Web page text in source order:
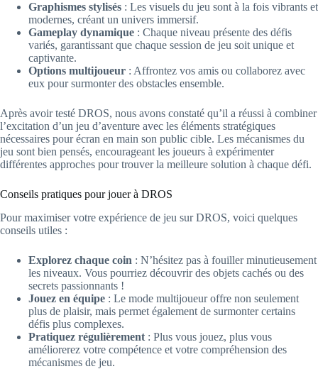
Graphismes stylisés : Les visuels du jeu sont à la fois vibrants et
modernes, créant un univers immersif.
Gameplay dynamique : Chaque niveau présente des défis
variés, garantissant que chaque session de jeu soit unique et
captivante.
Options multijoueur : Affrontez vos amis ou collaborez avec
eux pour surmonter des obstacles ensemble.
Après avoir testé DROS, nous avons constaté qu’il a réussi à combiner
l’excitation d’un jeu d’aventure avec les éléments stratégiques
nécessaires pour écran en main son public cible. Les mécanismes du
jeu sont bien pensés, encourageant les joueurs à expérimenter
différentes approches pour trouver la meilleure solution à chaque défi.
Conseils pratiques pour jouer à DROS
Pour maximiser votre expérience de jeu sur DROS, voici quelques
conseils utiles :
Explorez chaque coin : N’hésitez pas à fouiller minutieusement
les niveaux. Vous pourriez découvrir des objets cachés ou des
secrets passionnants !
Jouez en équipe : Le mode multijoueur offre non seulement
plus de plaisir, mais permet également de surmonter certains
défis plus complexes.
Pratiquez régulièrement : Plus vous jouez, plus vous
améliorerez votre compétence et votre compréhension des
mécanismes de jeu.